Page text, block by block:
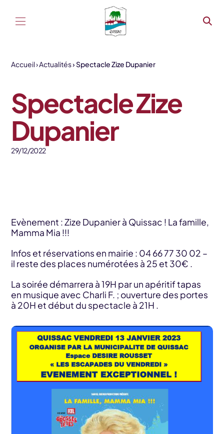
Accueil Actualités Spectacle Zize Dupanier
Spectacle Zize
Dupanier
29/12/2022
Evènement : Zize Dupanier à Quissac ! La famille,
Mamma Mia !!!
Infos et réservations en mairie : 04 66 77 30 02 –
il reste des places numérotées à 25 et 30€ .
La soirée démarrera à 19H par un apéritif tapas
en musique avec Charli F. ; ouverture des portes
à 20H et début du spectacle à 21H .